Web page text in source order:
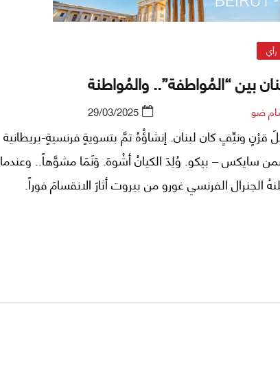
رأي
بين “المُواطفة”.. والمُواطنة
ضو 29/03/2025
قرْنٍ ونيِّفٍ كان لبنان. إنشاؤُهُ تمَّ بتسويةٍ فرنسيةٍ-بريطانية
سايكس – بيكو. وُلِدَ الكيانُ أشْوهَ. وَنَمَا مشوَّهاً.. وعندما
الجنرال الفرنسي غورو من بيروت أثارَ الانقسامَ فوراً.